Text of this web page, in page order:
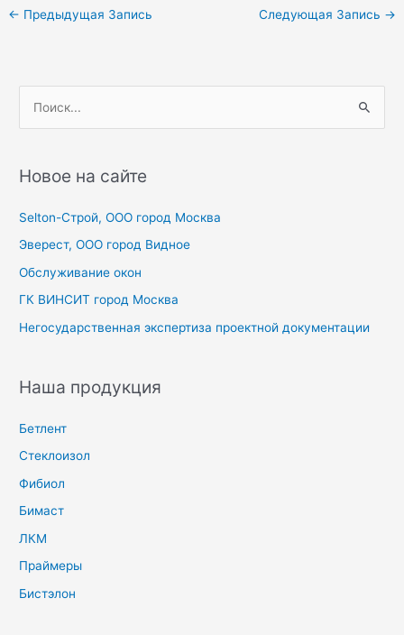
Навигация
← Предыдущая Запись Следующая Запись →
с
:
Новое на сайте
Selton-Строй, OOO город Москва
Эверест, ООО город Видное
Обслуживание окон
ГК ВИНСИТ город Москва
Негосударственная экспертиза проектной документации
Наша продукция
Бетлент
Стеклоизол
Фибиол
Бимаст
ЛКМ
Праймеры
Бистэлон